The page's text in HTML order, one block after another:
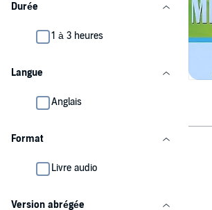
Durée
1 à 3 heures
Langue
Anglais
Format
Livre audio
Version abrégée